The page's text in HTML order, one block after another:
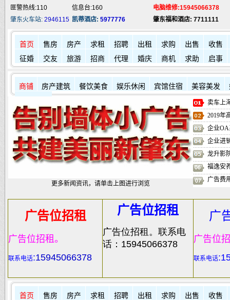
匪警热线:110
信息台:160
电脑维修:15945066378
肇东火车站: 2946115 凯蒂酒店: 5977776 肇东福和酒店: 7711111
首页 售房 房产 求租 招聘 出租 求购 出售
收售
征婚
交友 旅游 招商 代理 婚庆 商机 求助 启事
商铺 房产建筑 餐饮美食 娱乐休闲 宾馆住宿 美容美发
更多新闻资讯，请单击上图进行浏览
卖车上
2019年
企业OA
企业进
龙升影
福逸安
广告费
广告位招租
广告位招租。
联系电话:15945066378
广告位招租
广告位招租。联系电
话：15945066378
广
广告位
联系电话
首页 售房 房产 求租 招聘 出租 求购 出售
收售